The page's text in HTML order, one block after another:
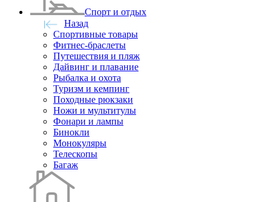
Спорт и отдых
Назад
Спортивные товары
Фитнес-браслеты
Путешествия и пляж
Дайвинг и плавание
Рыбалка и охота
Туризм и кемпинг
Походные рюкзаки
Ножи и мультитулы
Фонари и лампы
Бинокли
Монокуляры
Телескопы
Багаж